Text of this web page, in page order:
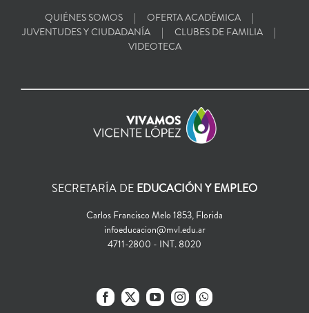
QUIÉNES SOMOS
OFERTA ACADÉMICA
JUVENTUDES Y CIUDADANÍA
CLUBES DE FAMILIA
VIDEOTECA
SECRETARÍA DE EDUCACIÓN Y EMPLEO
Carlos Francisco Melo 1853, Florida
infoeducacion@mvl.edu.ar
4711-2800 - INT. 8020